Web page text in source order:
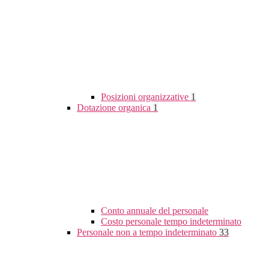
Posizioni organizzative 1
Dotazione organica 1
Conto annuale del personale
Costo personale tempo indeterminato
Personale non a tempo indeterminato 33